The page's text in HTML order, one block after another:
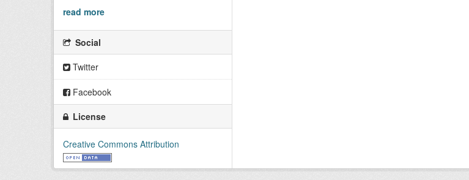
read more
Social
Twitter
Facebook
License
Creative Commons Attribution